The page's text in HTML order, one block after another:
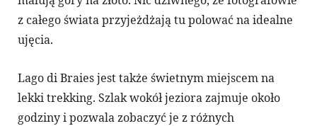
z całego świata przyjeżdżają tu polować na idealne
ujęcia.
Lago di Braies jest także świetnym miejscem na
lekki trekking. Szlak wokół jeziora zajmuje około
godziny i pozwala zobaczyć je z różnych